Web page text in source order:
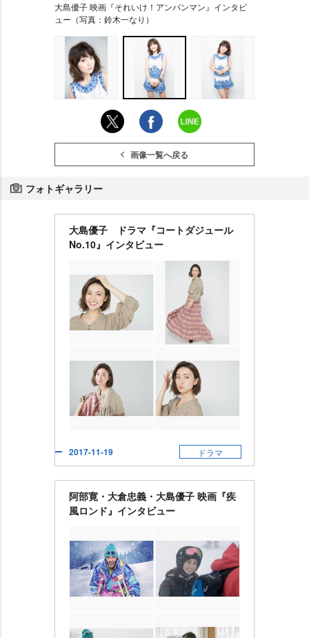
大島優子 映画『それいけ！アンパンマン』インタビ
ュー（写真：鈴木一なり）
画像一覧へ戻る
フォトギャラリー
大島優子 ドラマ『コートダジュール
No.10』インタビュー
2017-11-19 ドラマ
阿部寛・大倉忠義・大島優子 映画『疾
風ロンド』インタビュー